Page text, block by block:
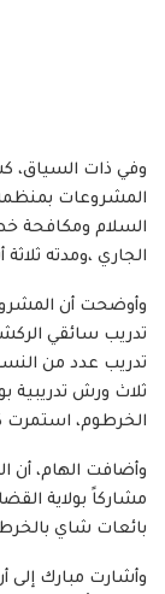
وفي ذات السياق،
المشروعات
الجاري ،ومدته
وأوضحت أن
تدريب سائقي
تدريب عدد من
ثلاث ورش تدريبية
الخرطوم، استمرت
بائعات شاي بالخرطوم و10 من النساء
وأشارت مبارك إلى